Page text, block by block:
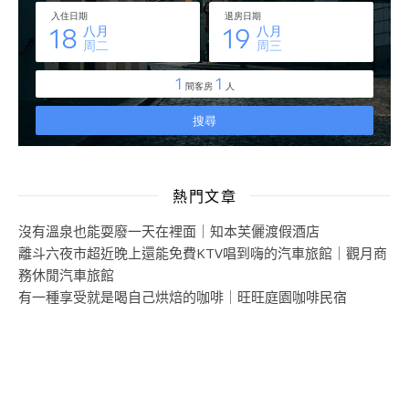
熱門文章
沒有溫泉也能耍廢一天在裡面｜知本芙儷渡假酒店
離斗六夜市超近晚上還能免費KTV唱到嗨的汽車旅館｜觀月商
務休閒汽車旅館
有一種享受就是喝自己烘焙的咖啡｜旺旺庭園咖啡民宿